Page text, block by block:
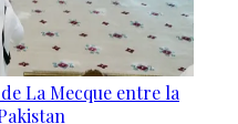
La Mecque entre la